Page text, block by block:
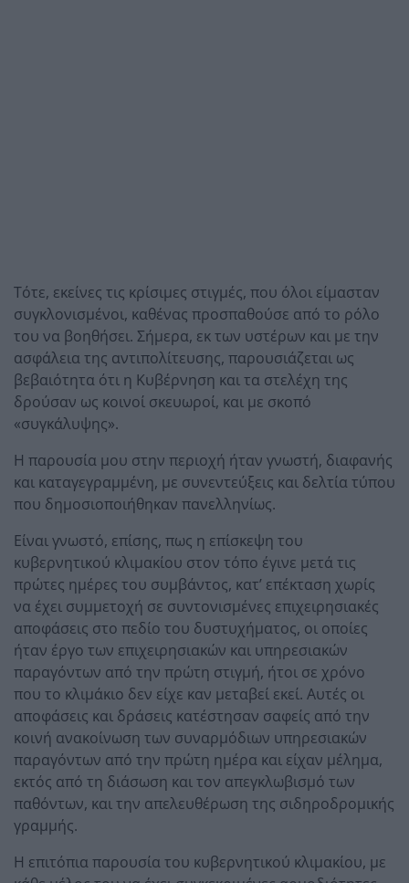
Τότε, εκείνες τις κρίσιμες στιγμές, που όλοι είμασταν
συγκλονισμένοι, καθένας προσπαθούσε από το ρόλο
του να βοηθήσει. Σήμερα, εκ των υστέρων και με την
ασφάλεια της αντιπολίτευσης, παρουσιάζεται ως
βεβαιότητα ότι η Κυβέρνηση και τα στελέχη της
δρούσαν ως κοινοί σκευωροί, και με σκοπό
«συγκάλυψης».
Η παρουσία μου στην περιοχή ήταν γνωστή, διαφανής
και καταγεγραμμένη, με συνεντεύξεις και δελτία τύπου
που δημοσιοποιήθηκαν πανελληνίως.
Είναι γνωστό, επίσης, πως η επίσκεψη του
κυβερνητικού κλιμακίου στον τόπο έγινε μετά τις
πρώτες ημέρες του συμβάντος, κατ’ επέκταση χωρίς
να έχει συμμετοχή σε συντονισμένες επιχειρησιακές
αποφάσεις στο πεδίο του δυστυχήματος, οι οποίες
ήταν έργο των επιχειρησιακών και υπηρεσιακών
παραγόντων από την πρώτη στιγμή, ήτοι σε χρόνο
που το κλιμάκιο δεν είχε καν μεταβεί εκεί. Αυτές οι
αποφάσεις και δράσεις κατέστησαν σαφείς από την
κοινή ανακοίνωση των συναρμόδιων υπηρεσιακών
παραγόντων από την πρώτη ημέρα και είχαν μέλημα,
εκτός από τη διάσωση και τον απεγκλωβισμό των
παθόντων, και την απελευθέρωση της σιδηροδρομικής
γραμμής.
Η επιτόπια παρουσία του κυβερνητικού κλιμακίου, με